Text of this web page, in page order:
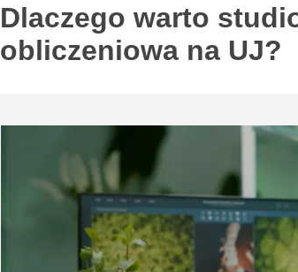
Dlaczego warto
obliczeniowa na UJ?